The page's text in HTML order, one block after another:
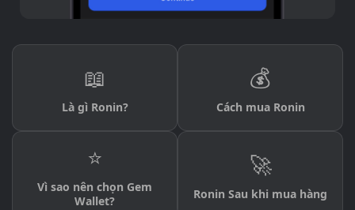
📖
Là gì Ronin?
💰
Cách mua Ronin
⭐
Vì sao nên chọn Gem
Wallet?
🚀
Ronin Sau khi mua hàng